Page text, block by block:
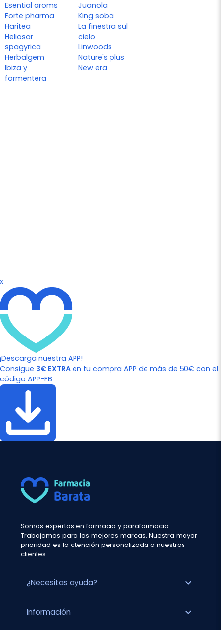
Esential aroms
Forte pharma
Haritea
Heliosar
spagyrica
Herbalgem
Ibiza y
formentera
Juanola
King soba
La finestra sul
cielo
Linwoods
Nature's plus
New era
x
¡Descarga nuestra APP!
Consigue 3€ EXTRA en tu compra APP de más de 50€ con el
código APP-FB
Somos expertos en farmacia y parafarmacia.
Trabajamos para las mejores marcas. Nuestra mayor
prioridad es la atención personalizada a nuestros
clientes.
¿Necesitas ayuda? expand_more
Información expand_more